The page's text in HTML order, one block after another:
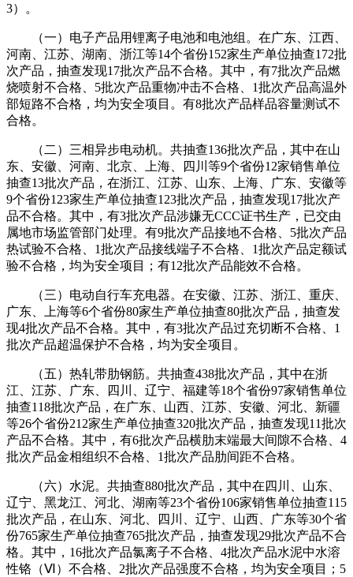
3）。
（一）电子产品用锂离子电池和电池组。在广东、江西、
河南、江苏、湖南、浙江等14个省份152家生产单位抽查172批
次产品，抽查发现17批次产品不合格。其中，有7批次产品燃
烧喷射不合格、5批次产品重物冲击不合格、1批次产品高温外
部短路不合格，均为安全项目。有8批次产品样品容量测试不
合格。
（二）三相异步电动机。共抽查136批次产品，其中在山
东、安徽、河南、北京、上海、四川等9个省份12家销售单位
抽查13批次产品，在浙江、江苏、山东、上海、广东、安徽等
9个省份123家生产单位抽查123批次产品，抽查发现17批次产
品不合格。其中，有3批次产品涉嫌无CCC证书生产，已交由
属地市场监管部门处理。有9批次产品接地不合格、5批次产品
热试验不合格、1批次产品接线端子不合格、1批次产品定额试
验不合格，均为安全项目；有12批次产品能效不合格。
（三）电动自行车充电器。在安徽、江苏、浙江、重庆、
广东、上海等6个省份80家生产单位抽查80批次产品，抽查发
现4批次产品不合格。其中，有3批次产品过充切断不合格、1
批次产品超温保护不合格，均为安全项目。
（五）热轧带肋钢筋。共抽查438批次产品，其中在浙
江、江苏、广东、四川、辽宁、福建等18个省份97家销售单位
抽查118批次产品，在广东、山西、江苏、安徽、河北、新疆
等26个省份212家生产单位抽查320批次产品，抽查发现11批次
产品不合格。其中，有6批次产品横肋末端最大间隙不合格、4
批次产品金相组织不合格、1批次产品肋间距不合格。
（六）水泥。共抽查880批次产品，其中在四川、山东、
辽宁、黑龙江、河北、湖南等23个省份106家销售单位抽查115
批次产品，在山东、河北、四川、辽宁、山西、广东等30个省
份765家生产单位抽查765批次产品，抽查发现29批次产品不合
格。其中，16批次产品氯离子不合格、4批次产品水泥中水溶
性铬（Ⅵ）不合格、2批次产品强度不合格，均为安全项目；5